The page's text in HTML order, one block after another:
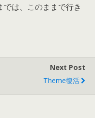
は、このままで行き
Next Post
Theme復活